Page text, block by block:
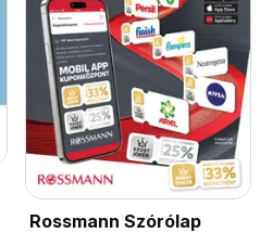
Rossmann Szórólap